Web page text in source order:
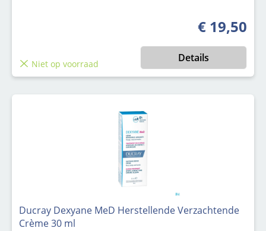
Normale
€ 19,50
Niet op voorraad Details
Ducray Dexyane MeD Herstellende Verzachtende
Crème 30 ml